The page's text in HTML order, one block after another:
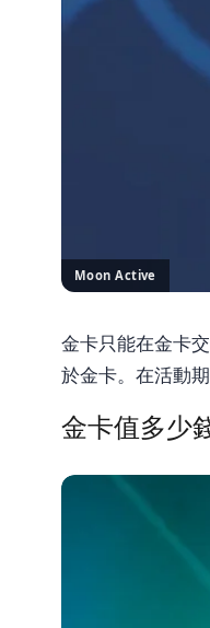
Moon Active
金卡只能在金卡
於金卡。在活動
金卡值多少